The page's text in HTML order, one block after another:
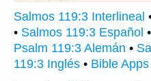
Salmos 119:3 Interlineal
• Salmos 119:3 Español •
Psalm 119:3 Alemán •
119:3 Inglés • Bible Apps